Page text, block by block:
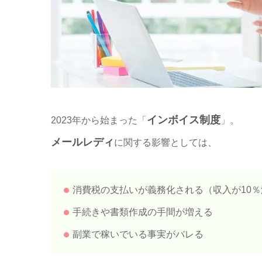
2023年から始まった「 インボイス制度 」。
メールレディに関する影響としては、
消費税の支払いが義務化される（収入が10
手続きや書類作成の手間が増える
副業で稼いでいる事実がバレる